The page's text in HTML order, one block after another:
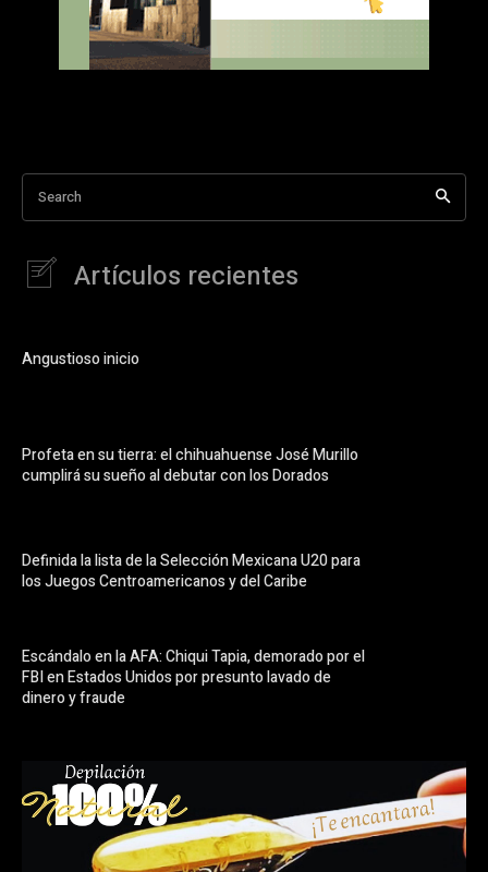
Search
Artículos recientes
Angustioso inicio
Profeta en su tierra: el chihuahuense José Murillo
cumplirá su sueño al debutar con los Dorados
Definida la lista de la Selección Mexicana U20 para
los Juegos Centroamericanos y del Caribe
Escándalo en la AFA: Chiqui Tapia, demorado por el
FBI en Estados Unidos por presunto lavado de
dinero y fraude